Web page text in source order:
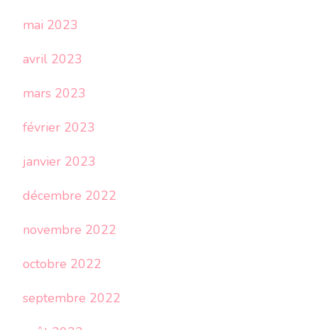
mai 2023
avril 2023
mars 2023
février 2023
janvier 2023
décembre 2022
novembre 2022
octobre 2022
septembre 2022